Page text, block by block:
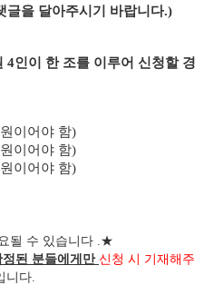
글을 달아주시기 바랍니다.)
4인이 한 조를 이루어 신청할 경
이어야 함)
이어야 함)
이어야 함)
될 수 있습니다 .★
된 분들에게만 신청 시 기재해주
니다.